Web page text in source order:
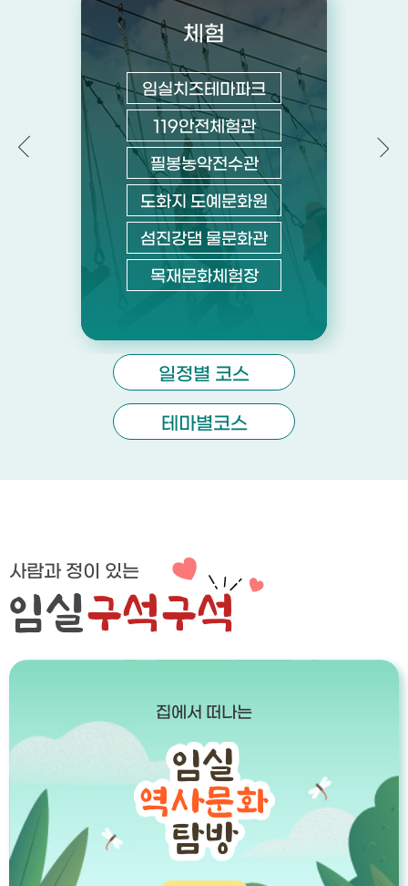
체험
임실치즈테마파크
119안전체험관
필봉농악전수관
도화지 도예문화원
섬진강댐 물문화관
목재문화체험장
일정별 코스
테마별코스
사람과 정이 있는
임실구석구석
집에서 떠나는
임실
역사문화
탐방